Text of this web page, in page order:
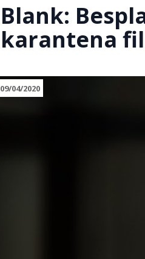
Blank:
karantena
09/04/2020